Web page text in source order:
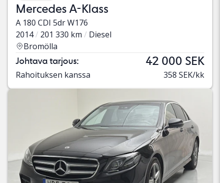
Mercedes A-Klass
A 180 CDI 5dr W176
2014
201 330 km
Diesel
Bromölla
Johtava tarjous: 42 000 SEK
Rahoituksen kanssa 358 SEK/kk